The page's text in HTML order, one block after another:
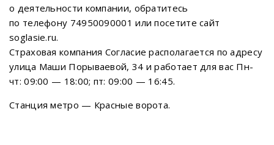
о деятельности компании, обратитесь
по телефону 74950090001 или посетите сайт
soglasie.ru.
Страховая компания Согласие располагается по адресу
улица Маши Порываевой, 34 и работает для вас Пн-
чт: 09:00 — 18:00; пт: 09:00 — 16:45.
Станция метро — Красные ворота.